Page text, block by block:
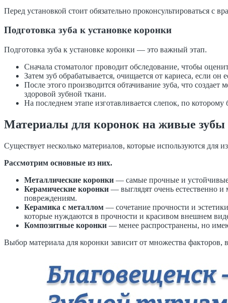
Перед установкой стоит обязательно проконсультироваться с
Подготовка зуба к установке коронки
Подготовка зуба к установке коронки — это важный этап.
Сначала стоматолог проводит обследование, чтобы
Затем зуб обрабатывается, очищается от кариеса, если он
После этого производится обтачивание зуба, что
здоровой зубной ткани.
На последнем этапе изготавливается слепок, по которому
Материалы для коронок на живые зубы
Существует несколько материалов, которые используются
Рассмотрим основные из них.
Металлические коронки — самые прочные и устойчивые
Керамические коронки — выглядят очень естественно
повреждениям.
Керамика с металлом — сочетание прочности и
которые нуждаются в прочности и красивом внешнем
Композитные коронки — менее распространены, но
Выбор материала для коронки зависит от множества факторов,